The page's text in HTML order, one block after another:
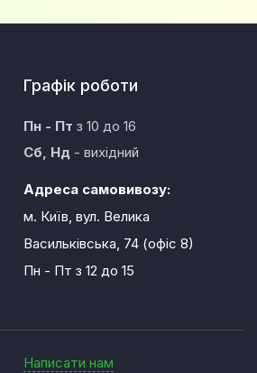
Графік роботи
Пн - Пт з 10 до 16
Сб, Нд- вихідний
Адреса самовивозу:
м. Київ, вул. Велика
Васильківська, 74 (офіс 8)
Пн - Пт з 12 до 15
Написати нам